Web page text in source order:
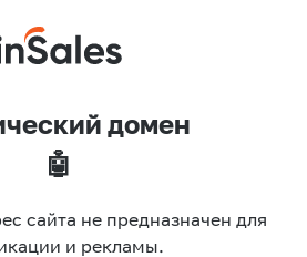
домен
🤖
сайта не предназначен для
и рекламы.